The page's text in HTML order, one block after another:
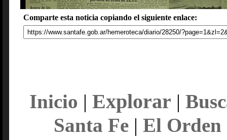
Comparte esta noticia copiando el siguiente enlace:
Inicio | Explorar |
Santa Fe| El Orden